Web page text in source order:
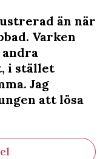
än när
Varken
i stället
Jag
att lösa